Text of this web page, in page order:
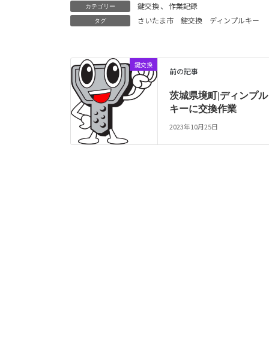
カテゴリー 鍵交換、 作業記録
タグ さいたま市 鍵交換 ディンプルキー
鍵交換
前の記事
茨城県境町|ディンプル
キーに交換作業
2023年10月25日